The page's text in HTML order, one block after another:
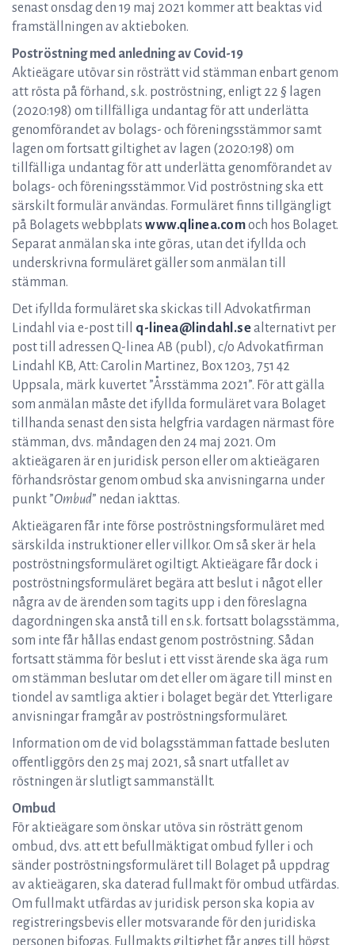
senast onsdag den 19 maj 2021 kommer att beaktas vid
framställningen av aktieboken.
Poströstning med anledning av Covid-19
Aktieägare utövar sin rösträtt vid stämman enbart genom
att rösta på förhand, s.k. poströstning, enligt 22 § lagen
(2020:198) om tillfälliga undantag för att underlätta
genomförandet av bolags- och föreningsstämmor samt
lagen om fortsatt giltighet av lagen (2020:198) om
tillfälliga undantag för att underlätta genomförandet av
bolags- och föreningsstämmor. Vid poströstning ska ett
särskilt formulär användas. Formuläret finns tillgängligt
på Bolagets webbplats www.qlinea.comoch hos Bolaget.
Separat anmälan ska inte göras, utan det ifyllda och
underskrivna formuläret gäller som anmälan till
stämman.
Det ifyllda formuläret ska skickas till Advokatfirman
Lindahl via e-post till q-linea@lindahl.sealternativt per
post till adressen Q-linea AB (publ), c/o Advokatfirman
Lindahl KB, Att: Carolin Martinez, Box 1203, 751 42
Uppsala, märk kuvertet ”Årsstämma 2021”. För att gälla
som anmälan måste det ifyllda formuläret vara Bolaget
tillhanda senast den sista helgfria vardagen närmast före
stämman, dvs. måndagen den 24 maj 2021. Om
aktieägaren är en juridisk person eller om aktieägaren
förhandsröstar genom ombud ska anvisningarna under
punkt ”Ombud” nedan iakttas.
Aktieägaren får inte förse poströstningsformuläret med
särskilda instruktioner eller villkor. Om så sker är hela
poströstningsformuläret ogiltigt. Aktieägare får dock i
poströstningsformuläret begära att beslut i något eller
några av de ärenden som tagits upp i den föreslagna
dagordningen ska anstå till en s.k. fortsatt bolagsstämma,
som inte får hållas endast genom poströstning. Sådan
fortsatt stämma för beslut i ett visst ärende ska äga rum
om stämman beslutar om det eller om ägare till minst en
tiondel av samtliga aktier i bolaget begär det. Ytterligare
anvisningar framgår av poströstningsformuläret.
Information om de vid bolagsstämman fattade besluten
offentliggörs den 25 maj 2021, så snart utfallet av
röstningen är slutligt sammanställt.
Ombud
För aktieägare som önskar utöva sin rösträtt genom
ombud, dvs. att ett befullmäktigat ombud fyller i och
sänder poströstningsformuläret till Bolaget på uppdrag
av aktieägaren, ska daterad fullmakt för ombud utfärdas.
Om fullmakt utfärdas av juridisk person ska kopia av
registreringsbevis eller motsvarande för den juridiska
personen bifogas. Fullmakts giltighet får anges till högst